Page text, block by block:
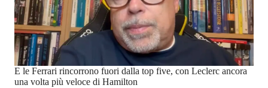
E le Ferrari rincorrono fuori dalla top five, con Leclerc ancora
una volta più veloce di Hamilton